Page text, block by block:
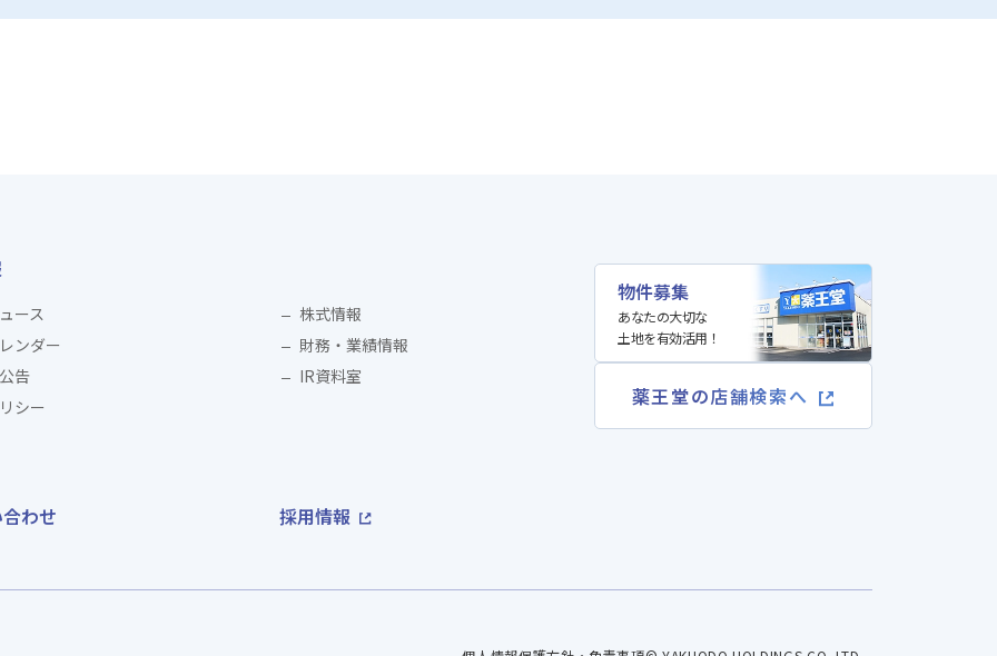
ース
株式情報
ンダー
財務・業績情報
告
IR資料室
シー
わせ 採用情報
物件募集
あなたの大切な
土地を有効活用！
薬王堂の店舗検索へ